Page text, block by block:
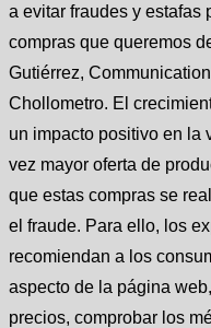
a evitar fraudes y estafas
compras que queremos
Gutiérrez,
Chollometro. El
un impacto positivo en la
vez mayor oferta de
que estas compras se
el fraude. Para ello, los
recomiendan a los
aspecto de la página
precios, comprobar los